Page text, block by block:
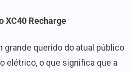
XC40 Recharge
grande querido do atual público
elétrico, o que significa que a